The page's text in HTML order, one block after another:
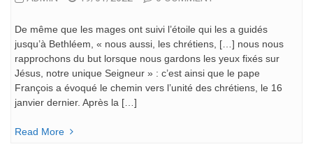
De même que les mages ont suivi l’étoile qui les a guidés
jusqu’à Bethléem, « nous aussi, les chrétiens, […] nous nous
rapprochons du but lorsque nous gardons les yeux fixés sur
Jésus, notre unique Seigneur » : c’est ainsi que le pape
François a évoqué le chemin vers l’unité des chrétiens, le 16
janvier dernier. Après la […]
Read More